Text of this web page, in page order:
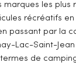
marques les plus
récréatifs
passant par la
Lac-Saint-
de